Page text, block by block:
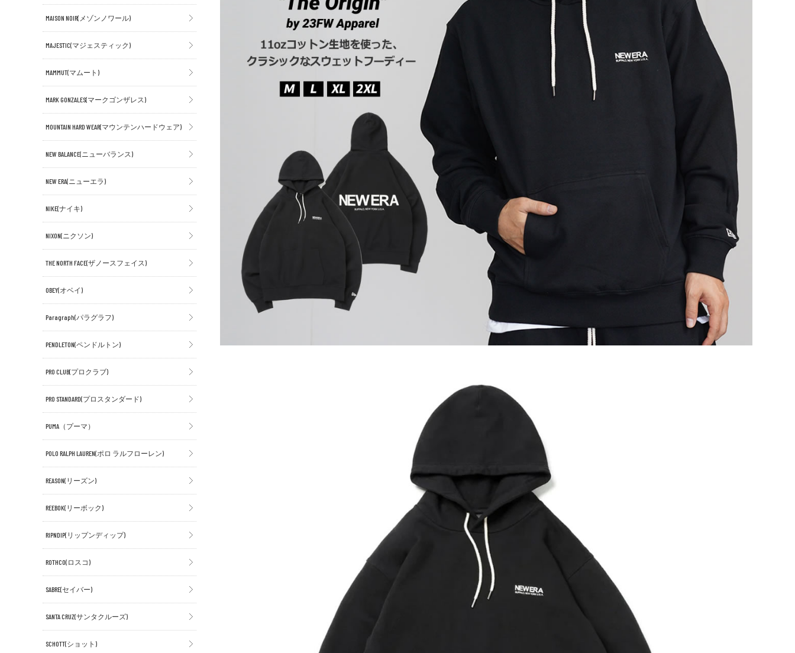
MAISON NOIR(メゾンノワール)
MAJESTIC(マジェスティック)
MAMMUT(マムート)
MARK GONZALES(マークゴンザレス)
MOUNTAIN HARD WEAR(マウンテンハードウェア)
NEW BALANCE(ニューバランス)
NEW ERA(ニューエラ)
NIKE(ナイキ)
NIXON(ニクソン)
THE NORTH FACE(ザノースフェイス)
OBEY(オベイ)
Paragraph(パラグラフ)
PENDLETON(ペンドルトン)
PRO CLUB(プロクラブ)
PRO STANDARD(プロスタンダード)
PUMA（プーマ）
POLO RALPH LAUREN(ポロ ラルフローレン)
REASON(リーズン)
REEBOK(リーボック)
RIPNDIP(リップンディップ)
ROTHCO(ロスコ)
SABRE(セイバー)
SANTA CRUZ(サンタクルーズ)
SCHOTT(ショット)